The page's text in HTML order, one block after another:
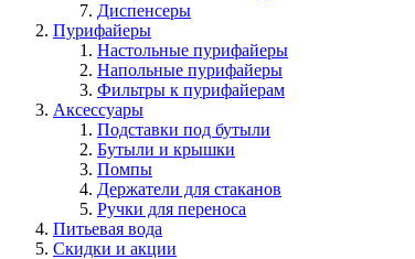
Диспенсеры
Пурифайеры
Настольные пурифайеры
Напольные пурифайеры
Фильтры к пурифайерам
Аксессуары
Подставки под бутыли
Бутыли и крышки
Помпы
Держатели для стаканов
Ручки для переноса
Питьевая вода
Скидки и акции